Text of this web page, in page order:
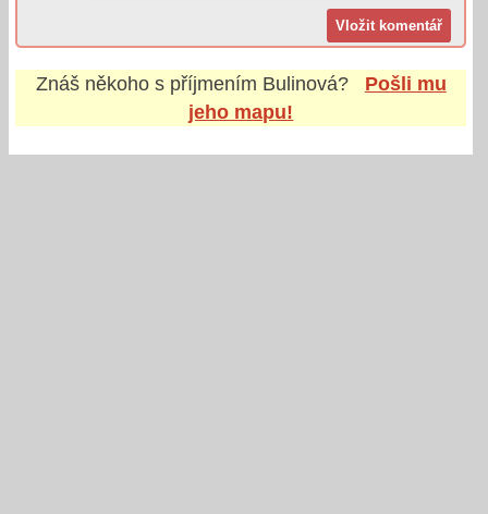
Znáš někoho s příjmením Bulinová?
Pošli mu
jeho mapu!